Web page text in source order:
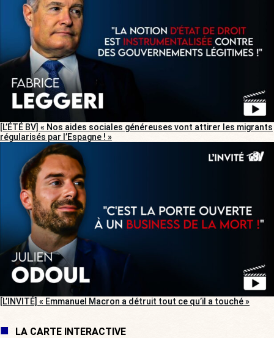
[L’ÉTÉ BV] « Nos aides sociales généreuses vont attirer les migrants
régularisés par l’Espagne ! »
[L’INVITÉ] « Emmanuel Macron a détruit tout ce qu’il a touché »
LA CARTE INTERACTIVE